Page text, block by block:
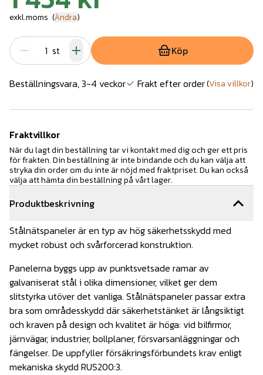
Produktbeskrivning
Stålnätspaneler är en typ av hög säkerhetsskydd med
mycket robust och svårforcerad konstruktion.
Panelerna byggs upp av punktsvetsade ramar av
galvaniserat stål i olika dimensioner, vilket ger dem
slitstyrka utöver det vanliga. Stålnätspaneler passar extra
bra som områdesskydd där säkerhetstänket är långsiktigt
och kraven på design och kvalitet är höga: vid bilfirmor,
järnvägar, industrier, bollplaner, försvarsanläggningar och
fängelser. De uppfyller försäkringsförbundets krav enligt
mekaniska skydd RUS200:3.
exkl.moms (Ändra)
st Köp
Beställningsvara, 3-4 veckor Frakt efter order(Visa villkor)
Fraktvillkor
När du lagt din beställning tar vi kontakt med dig och ger ett pris
för frakten. Din beställning är inte bindande och du kan välja att
stryka din order om du inte är nöjd med fraktpriset. Du kan också
välja att hämta din beställning på vårt lager.